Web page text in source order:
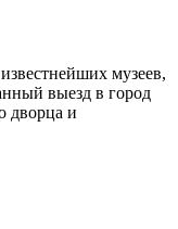
музеев,
выезд в город
дворца и